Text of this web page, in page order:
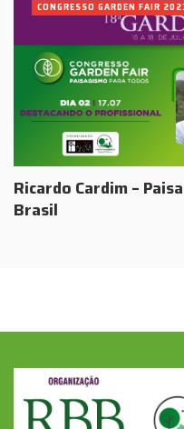
Ricardo Cardim –
Brasil
CONGRESSO GARDEN FAIR